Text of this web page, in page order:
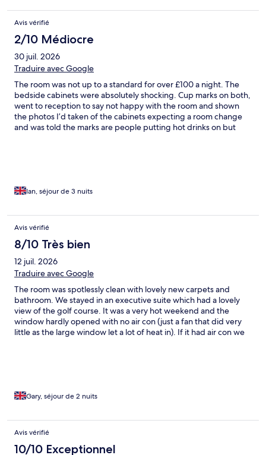
Avis vérifié
2/10 Médiocre
30 juil. 2026
Traduire avec Google
The room was not up to a standard for over £100 a night. The
bedside cabinets were absolutely shocking. Cup marks on both,
went to reception to say not happy with the room and shown
the photos I’d taken of the cabinets expecting a room change
and was told the marks are people putting hot drinks on but
Ian, séjour de 3 nuits
Avis vérifié
8/10 Très bien
12 juil. 2026
Traduire avec Google
The room was spotlessly clean with lovely new carpets and
bathroom. We stayed in an executive suite which had a lovely
view of the golf course. It was a very hot weekend and the
window hardly opened with no air con (just a fan that did very
little as the large window let a lot of heat in). If it had air con we
Staff were all friendly.
Gary, séjour de 2 nuits
Avis vérifié
10/10 Exceptionnel